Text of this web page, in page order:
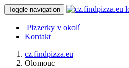
Toggle navigation
Pizzerky v okolí
Kontakt
cz.findpizza.eu
Olomouc